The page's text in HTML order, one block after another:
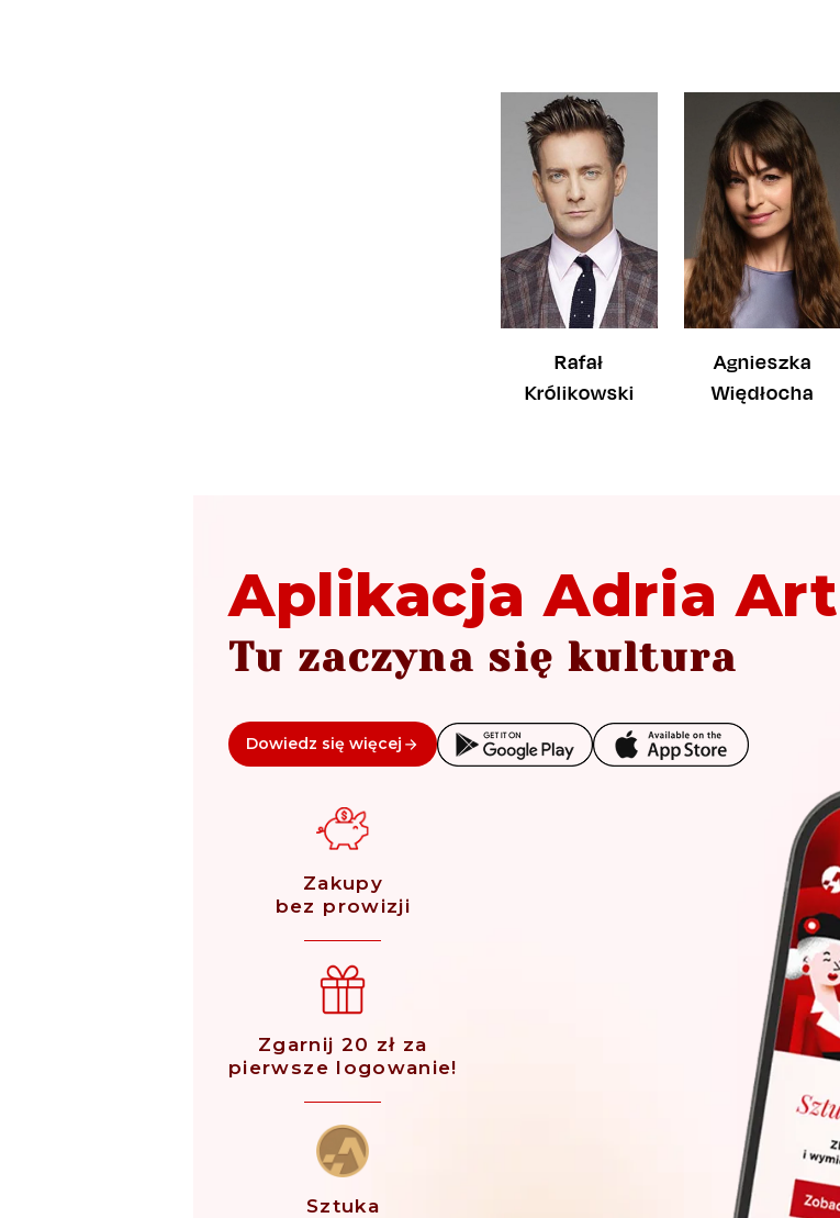
Rafał
Królikowski
Agnieszka
Więdłocha
Aplikacja Adria Art
Tu zaczyna się kultura
Dowiedz się więcej
Zakupy
bez prowizji
Zgarnij 20 zł za
pierwsze logowanie!
Sztuka